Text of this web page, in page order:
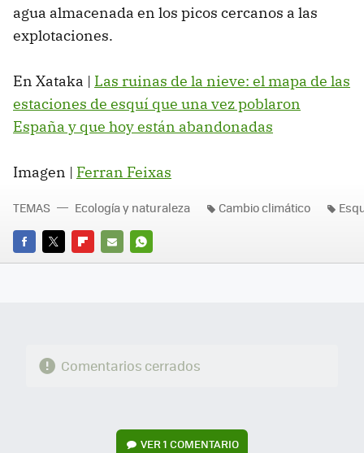
agua almacenada en los picos cercanos a las
explotaciones.
En Xataka | Las ruinas de la nieve: el mapa de las
estaciones de esquí que una vez poblaron
España y que hoy están abandonadas
Imagen | Ferran Feixas
FACEBOOK
TWITTERFLIPBOARD
E-
WHATSAPP
TEMAS Ecología y naturaleza Cambio climático
Comentarios cerrados
VER1 COMENTARIO